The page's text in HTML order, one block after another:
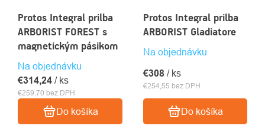
Protos Integral prilba
ARBORIST FOREST s
magnetickým pásikom
Na objednávku
€259,70 bez DPH
€314,24 / ks
Do košíka
Protos Integral prilba
ARBORIST Gladiatore
Na objednávku
€254,55 bez DPH
€308 / ks
Do košíka